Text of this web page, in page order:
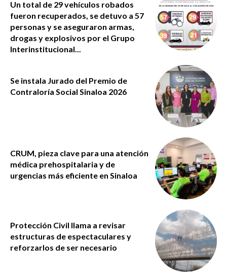
Un total de 29 vehículos robados
fueron recuperados, se detuvo a 57
personas y se aseguraron armas,
drogas y explosivos por el Grupo
Interinstitucional...
Se instala Jurado del Premio de
Contraloría Social Sinaloa 2026
CRUM, pieza clave para una atención
médica prehospitalaria y de
urgencias más eficiente en Sinaloa
Protección Civil llama a revisar
estructuras de espectaculares y
reforzarlos de ser necesario